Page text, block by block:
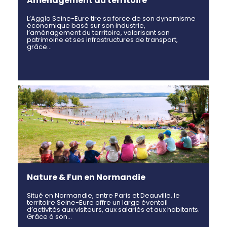
L’Agglo Seine-Eure tire sa force de son dynamisme
économique basé sur son industrie,
l’aménagement du territoire, valorisant son
patrimoine et ses infrastructures de transport,
grâce…
Nature & Fun en Normandie
Situé en Normandie, entre Paris et Deauville, le
territoire Seine-Eure offre un large éventail
d’activités aux visiteurs, aux salariés et aux habitants.
Grâce à son…